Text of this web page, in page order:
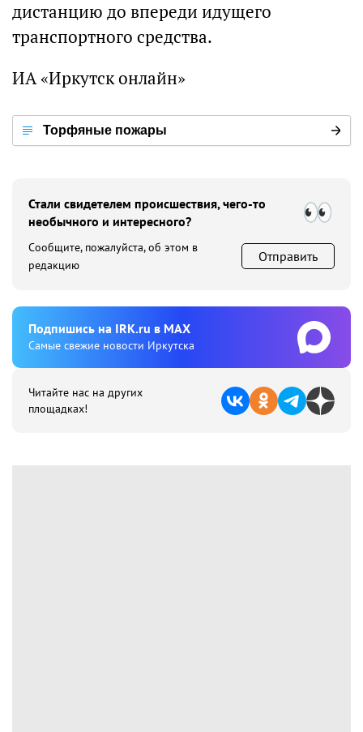
дистанцию до впереди идущего
транспортного средства.
ИА «Иркутск онлайн»
Торфяные пожары
Стали свидетелем происшествия, чего-то
необычного и интересного?
Сообщите, пожалуйста, об этом в
редакцию
Отправить
Подпишиcь на IRK.ru в MAX
Cамые свежие новости Иркутска
Читайте нас на других
площадках!